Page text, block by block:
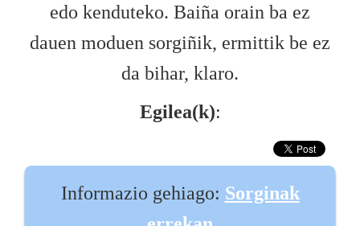
edo kenduteko. Baiña orain ba ez
dauen moduen sorgiñik, ermittik be ez
da bihar, klaro.
Egilea(k):
Informazio gehiago: Sorginak